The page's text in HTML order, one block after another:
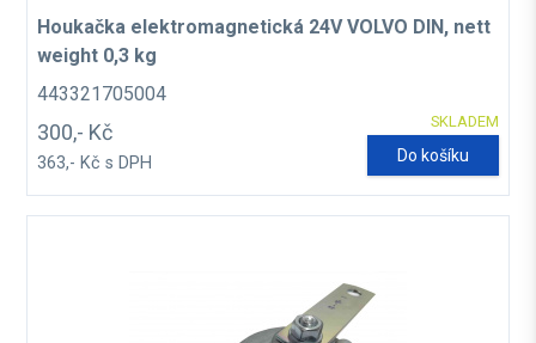
Houkačka elektromagnetická 24V VOLVO DIN, nett
weight 0,3 kg
443321705004
SKLADEM
300,- Kč
363,- Kč s DPH Do košíku